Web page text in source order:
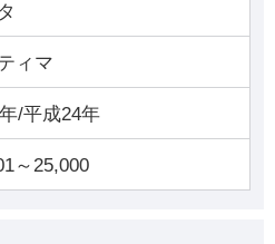
ィマ
/平成24年
～25,000